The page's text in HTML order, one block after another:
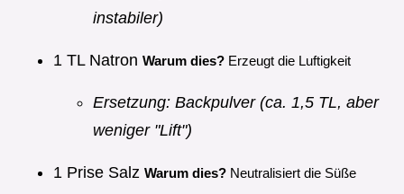
instabiler)
1 TL Natron Warum dies? Erzeugt die Luftigkeit
Ersetzung: Backpulver (ca. 1,5 TL, aber
weniger "Lift")
1 Prise Salz Warum dies? Neutralisiert die Süße